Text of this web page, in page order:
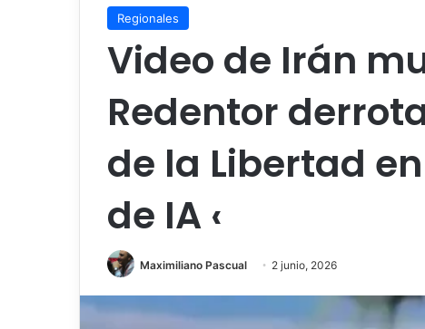
Regionales
Video de Irán
Redentor
de la Libertad
de IA ‹
Maximiliano Pascual 2 junio, 2026